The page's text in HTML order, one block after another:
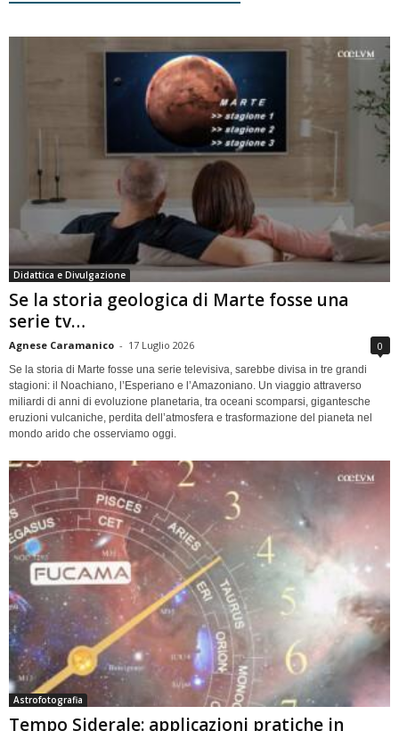
Didattica e Divulgazione
Se la storia geologica di Marte fosse una
serie tv…
Agnese Caramanico - 17 Luglio 2026 0
Se la storia di Marte fosse una serie televisiva, sarebbe divisa in tre grandi
stagioni: il Noachiano, l’Esperiano e l’Amazoniano. Un viaggio attraverso
miliardi di anni di evoluzione planetaria, tra oceani scomparsi, gigantesche
eruzioni vulcaniche, perdita dell’atmosfera e trasformazione del pianeta nel
mondo arido che osserviamo oggi.
Astrofotografia
Tempo Siderale: applicazioni pratiche in